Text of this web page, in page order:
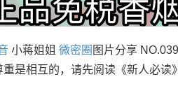
小蒋姐姐 微密圈 图片分享
重是相互的，请先阅读《新人必读